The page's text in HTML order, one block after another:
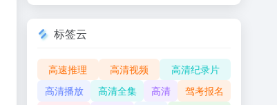
标签云
高速推理 高清视频
高清纪录片
高清播放
高清全集 高清
驾考报名